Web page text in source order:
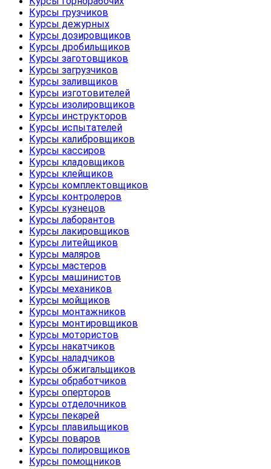
Курсы грузчиков
Курсы дежурных
Курсы дозировщиков
Курсы дробильщиков
Курсы заготовщиков
Курсы загрузчиков
Курсы заливщиков
Курсы изготовителей
Курсы изолировщиков
Курсы инструкторов
Курсы испытателей
Курсы калибровщиков
Курсы кассиров
Курсы кладовщиков
Курсы клейщиков
Курсы комплектовщиков
Курсы контролеров
Курсы кузнецов
Курсы лаборантов
Курсы лакировщиков
Курсы литейщиков
Курсы маляров
Курсы мастеров
Курсы машинистов
Курсы механиков
Курсы мойщиков
Курсы монтажников
Курсы монтировщиков
Курсы мотористов
Курсы накатчиков
Курсы наладчиков
Курсы обжигальщиков
Курсы обработчиков
Курсы оперторов
Курсы отделочников
Курсы пекарей
Курсы плавильщиков
Курсы поваров
Курсы полировщиков
Курсы помощников